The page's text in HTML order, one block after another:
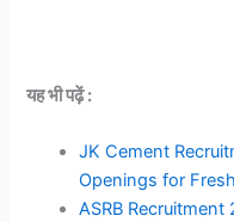
यह भी पढ़ें :
JK Cement
Openings for
ASRB Recruitment